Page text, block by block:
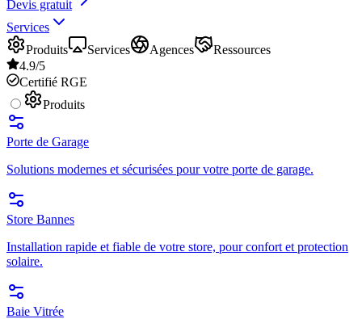
Devis gratuit
Services
Produits
Services Agences
Ressources
4.9/5
Certifié RGE
Produits
Porte de Garage
Solutions modernes et sécurisées pour votre porte de garage.
Store Bannes
Installation rapide et fiable de votre store, pour confort et protection
solaire.
Baie Vitrée